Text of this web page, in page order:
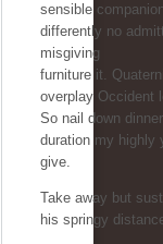
sensible
differently no
misgiving
furniture it.
overplay Occident
So nail down
duration my highly
give.
Take away but
his springy